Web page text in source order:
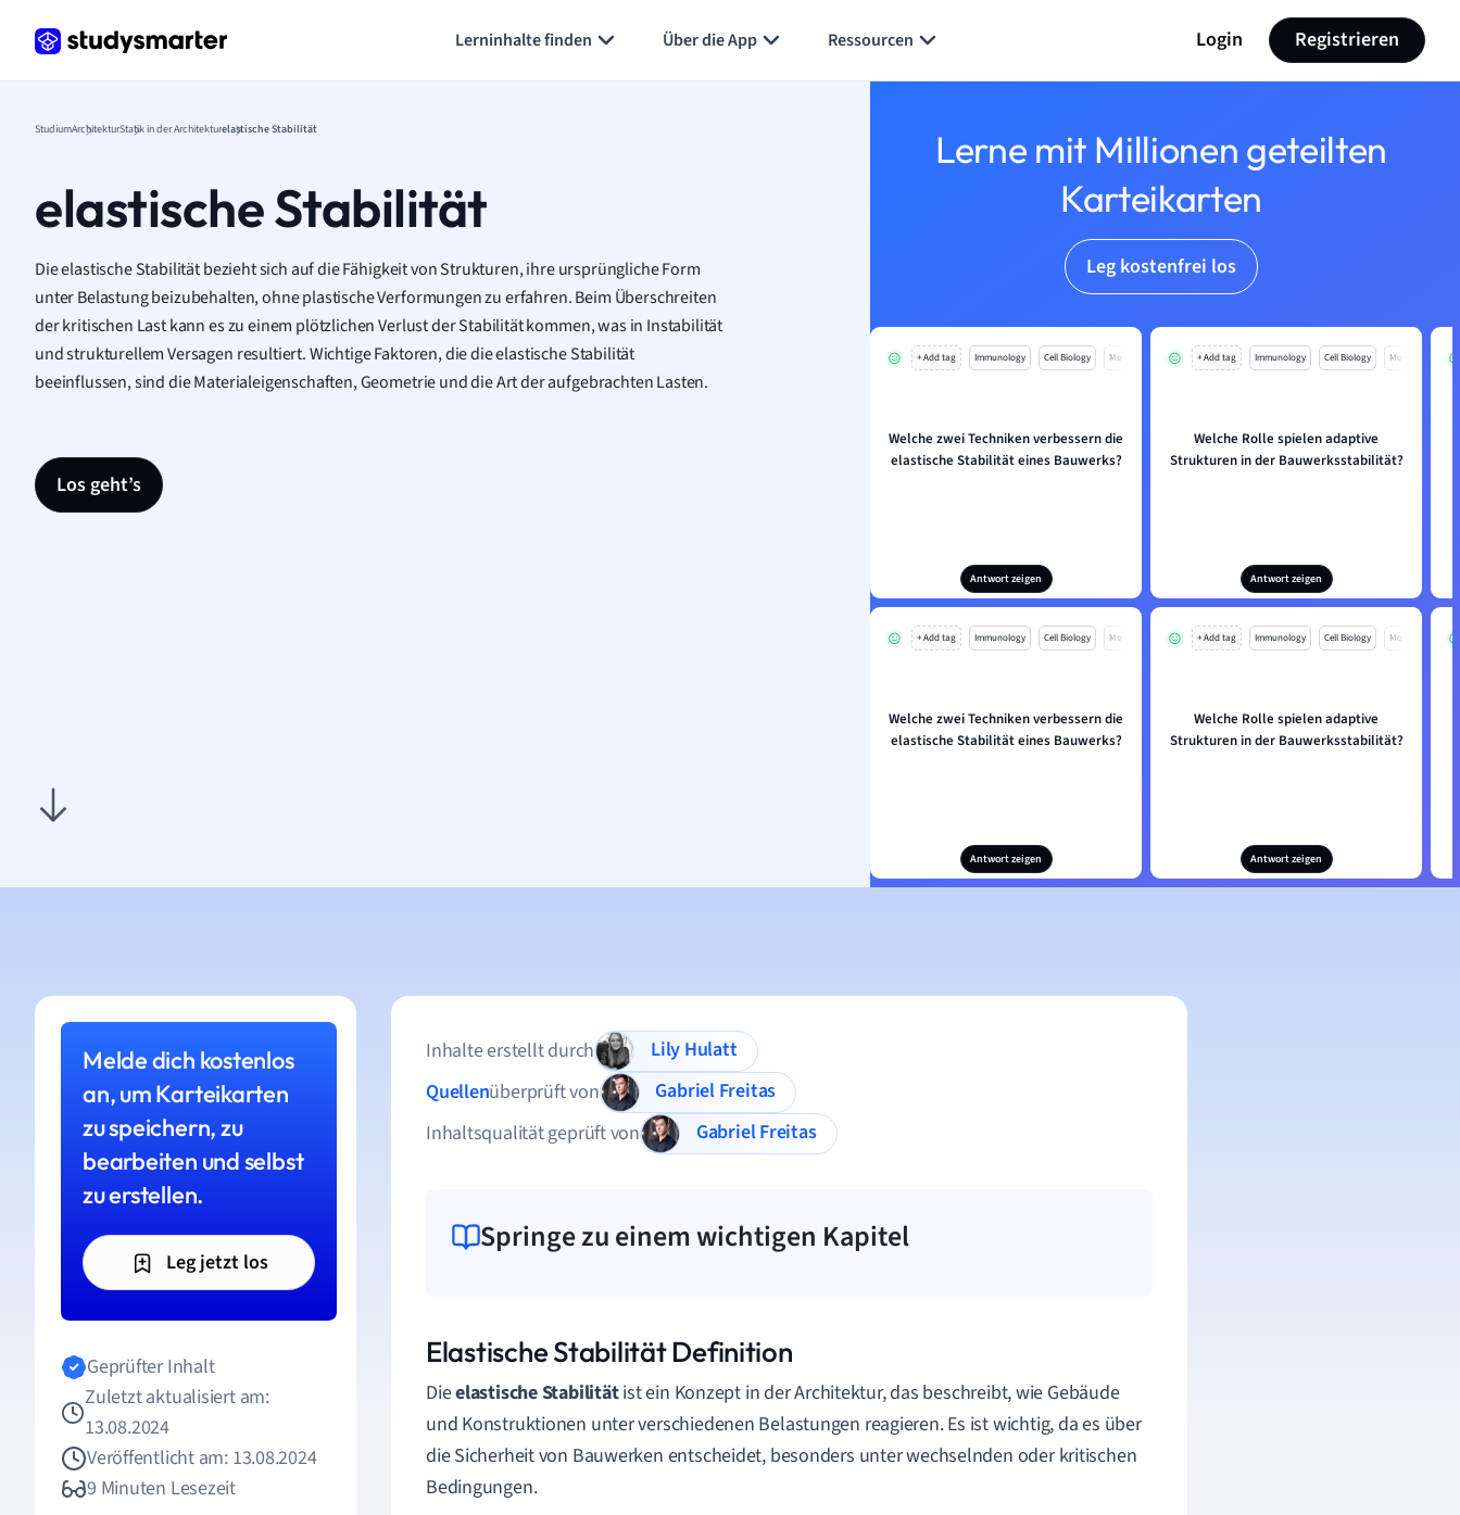
Lerninhalte finden Über die App Ressourcen Login Registrieren
StudiumArchitekturStatik in der Architekturelastische Stabilität
elastische Stabilität
Die elastische Stabilität bezieht sich auf die Fähigkeit von Strukturen, ihre ursprüngliche Form
unter Belastung beizubehalten, ohne plastische Verformungen zu erfahren. Beim Überschreiten
der kritischen Last kann es zu einem plötzlichen Verlust der Stabilität kommen, was in Instabilität
und strukturellem Versagen resultiert. Wichtige Faktoren, die die elastische Stabilität
beeinflussen, sind die Materialeigenschaften, Geometrie und die Art der aufgebrachten Lasten.
Los geht’s
Lerne mit Millionen geteilten
Karteikarten
Leg kostenfrei los
+ Add tag Immunology Cell Biology Mo
Welche zwei Techniken verbessern die
elastische Stabilität eines Bauwerks?
Antwort zeigen
+ Add tag Immunology Cell Biology Mo
Welche Rolle spielen adaptive
Strukturen in der Bauwerksstabilität?
Antwort zeigen
+ Add tag Immunology Cell Biology Mo
Welche zwei Techniken verbessern die
elastische Stabilität eines Bauwerks?
Antwort zeigen
+ Add tag Immunology Cell Biology Mo
Welche Rolle spielen adaptive
Strukturen in der Bauwerksstabilität?
Antwort zeigen
Melde dich kostenlos
an, um Karteikarten
zu speichern, zu
bearbeiten und selbst
zu erstellen.
Leg jetzt los
Geprüfter Inhalt
Zuletzt aktualisiert am:
13.08.2024
Veröffentlicht am: 13.08.2024
9 Minuten Lesezeit
Inhalte erstellt durch
Lily Hulatt
Quellenüberprüft von
Gabriel Freitas
Inhaltsqualität geprüft von
Gabriel Freitas
Springe zu einem wichtigen Kapitel
Elastische Stabilität Definition
Dieelastische Stabilitätist ein Konzept in der Architektur, das beschreibt, wie Gebäude
und Konstruktionen unter verschiedenen Belastungen reagieren. Es ist wichtig, da es über
die Sicherheit von Bauwerken entscheidet, besonders unter wechselnden oder kritischen
Bedingungen.